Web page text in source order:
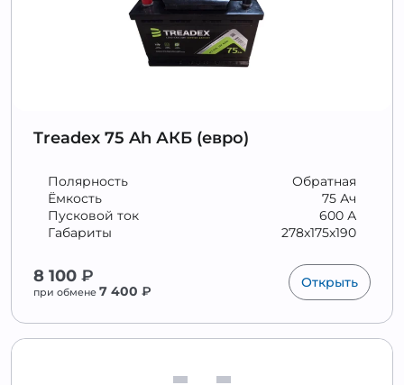
Treadex 75 Ah АКБ (евро)
Обратная
Полярность
75 Ач
Ёмкость
600 А
Пусковой ток
278x175x190
Габариты
8 100 ₽
при обмене 7 400 ₽
Открыть